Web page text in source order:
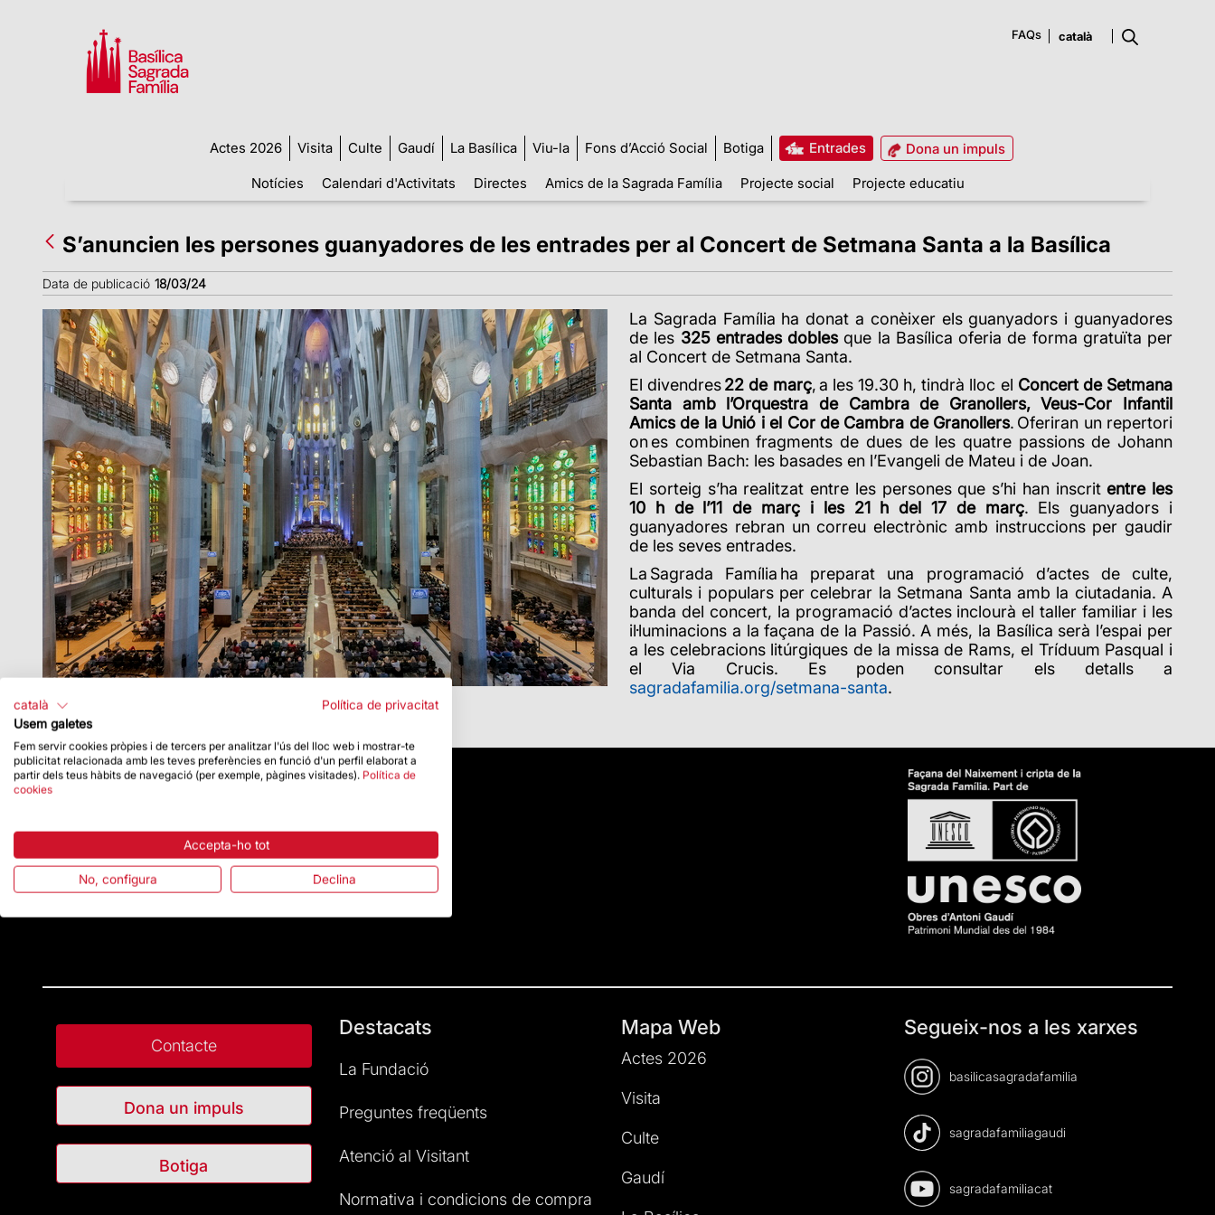
FAQs
Actes 2026 Visita Culte Gaudí La Basílica Viu-la Fons d’Acció Social Botiga Entrades
Dona un impuls
Notícies
Calendari d'Activitats Directes Amics de la Sagrada Família Projecte social Projecte educatiu
S’anuncien les persones guanyadores de les entrades per al Concert de Setmana Santa a la Basílica
Data de publicació 18/03/24
La Sagrada Família ha donat a conèixer els guanyadors i guanyadores
de les 325 entrades doblesque la Basílica oferia de forma gratuïta per
al Concert de Setmana Santa.
El divendres22 de març, a les 19.30 h, tindrà lloc el Concert de Setmana
Santa amb l’Orquestra de Cambra de Granollers, Veus-Cor Infantil
Amics de la Unió i el Cor de Cambra de Granollers. Oferiran un repertori
on es combinen fragments de dues de les quatre passions de Johann
Sebastian Bach: les basades en l’Evangeli de Mateu i de Joan.
El sorteig s’ha realitzat entre les persones que s’hi han inscritentre les
10 h de l’11 de març i les 21 h del 17 de març. Els guanyadors i
guanyadores rebran un correu electrònic amb instruccions per gaudir
de les seves entrades.
La Sagrada Família ha preparat una programació d’actes de culte,
culturals i populars per celebrar la Setmana Santa amb la ciutadania. A
banda del concert, la programació d’actes inclourà el taller familiar i les
il·luminacions a la façana de la Passió. A més, la Basílica serà l’espai per
a les celebracions litúrgiques de la missa de Rams, el Tríduum Pasqual i
el Via Crucis. Es poden consultar els detalls a
sagradafamilia.org/setmana-santa.
Consulta les persones guanyadores
aquí.
Contacte
Dona un impuls
Botiga
Destacats
La Fundació
Preguntes freqüents
Atenció al Visitant
Normativa i condicions de compra
Mapa Web
Actes 2026
Visita
Culte
Gaudí
Segueix-nos a les xarxes
basilicasagradafamilia
sagradafamiliagaudi
sagradafamiliacat
català
Política de privacitat
Usem galetes
Fem servir cookies pròpies i de tercers per analitzar l'ús del lloc web i mostrar-te
publicitat relacionada amb les teves preferències en funció d'un perfil elaborat a
partir dels teus hàbits de navegació (per exemple, pàgines visitades). Política de
cookies
Accepta-ho tot
No, configura Declina